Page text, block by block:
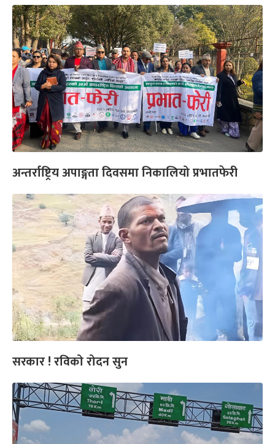
अन्तर्राष्ट्रिय अपाङ्गता दिवसमा निकालियो प्रभातफेरी
सरकार ! रविको रोदन सुन